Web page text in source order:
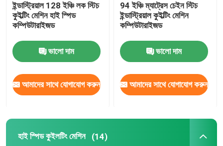
ইন্ডাস্ট্রিয়াল 128 ইঞ্চি লক স্টিচ
কুইল্টিং মেশিন হাই স্পিড
কম্পিউটারাইজড
ভালো দাম
আমাদের সাথে যোগাযোগ করুন
94 ইঞ্চি ম্যাট্রেস চেইন স্টিচ
ইন্ডাস্ট্রিয়াল কুইল্টিং মেশিন
কম্পিউটারাইজড
ভালো দাম
আমাদের সাথে যোগাযোগ করুন
হাই স্পিড কুইলটিং মেশিন (14)